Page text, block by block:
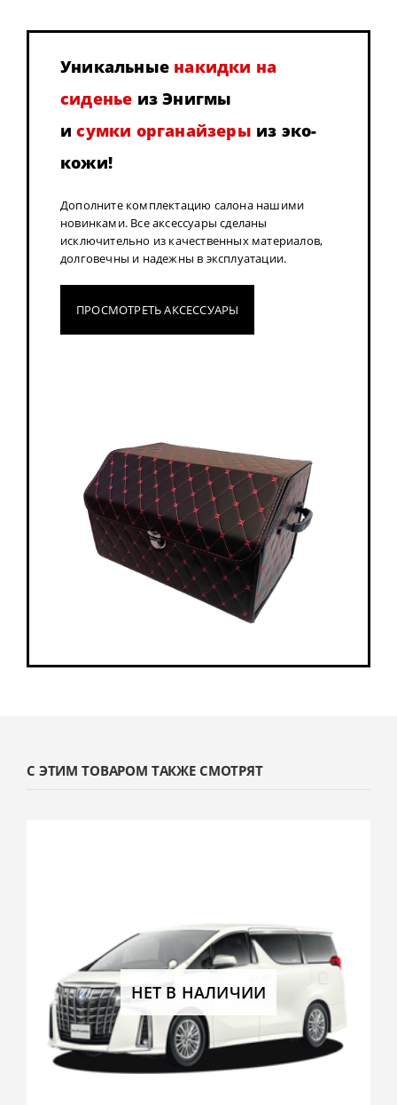
Уникальные накидки на
сиденье из Энигмы
исумки органайзеры из эко-
кожи!
Дополните комплектацию салона нашими
новинками. Все аксессуары сделаны
исключительно из качественных материалов,
долговечны и надежны в эксплуатации.
ПРОСМОТРЕТЬ АКСЕССУАРЫ
С ЭТИМ ТОВАРОМ ТАКЖЕ СМОТРЯТ
НЕТ В НАЛИЧИИ